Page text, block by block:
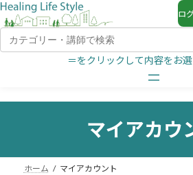
ロ
＝をクリックして内容をお
マイアカウ
ホーム マイアカウント